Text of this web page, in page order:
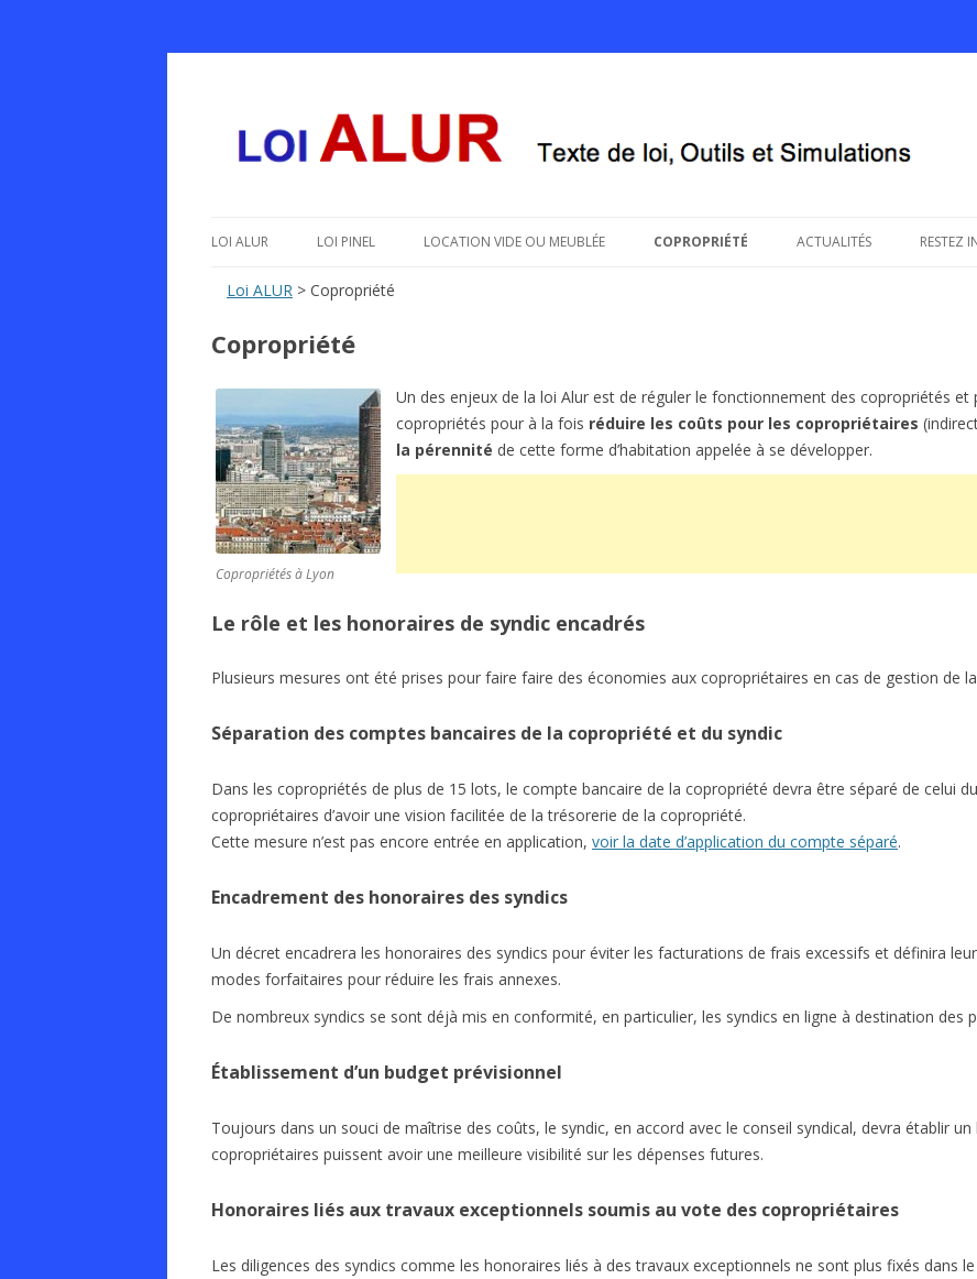
LOI ALUR LOI PINEL LOCATION VIDE OU MEUBLÉE COPROPRIÉTÉ ACTUALITÉS RESTEZ
Loi ALUR > Copropriété
Copropriété
Copropriétés à Lyon
Un des enjeux de la loi Alur est de réguler le fonctionnement des copropriétés et
copropriétés pour à la fois réduire les coûts pour les copropriétaires
la pérennité de cette forme d’habitation appelée à se développer.
Le rôle et les honoraires de syndic encadrés
Plusieurs mesures ont été prises pour faire faire des économies aux copropriétaires en cas de gestion de
Séparation des comptes bancaires de la copropriété et du syndic
Dans les copropriétés de plus de 15 lots, le compte bancaire de la copropriété devra être séparé de celui
copropriétaires d’avoir une vision facilitée de la trésorerie de la copropriété.
Cette mesure n’est pas encore entrée en application, voir la date d’application du compte séparé.
Encadrement des honoraires des syndics
Un décret encadrera les honoraires des syndics pour éviter les facturations de frais excessifs et définira
modes forfaitaires pour réduire les frais annexes.
De nombreux syndics se sont déjà mis en conformité, en particulier, les syndics en ligne à destination des
Établissement d’un budget prévisionnel
Toujours dans un souci de maîtrise des coûts, le syndic, en accord avec le conseil syndical, devra établir
copropriétaires puissent avoir une meilleure visibilité sur les dépenses futures.
Honoraires liés aux travaux exceptionnels soumis au vote des copropriétaires
Les diligences des syndics comme les honoraires liés à des travaux exceptionnels ne sont plus fixés dans